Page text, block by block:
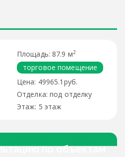
87.9 м2
торговое помещение
49965.1руб.
под отделку
5 этаж
по объектам